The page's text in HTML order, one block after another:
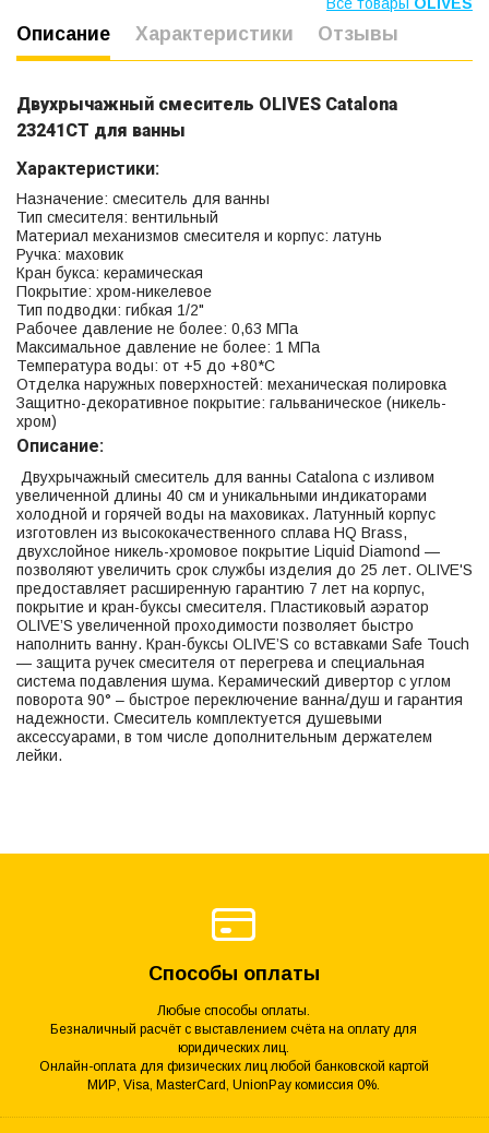
Все товары OLIVES
Описание Характеристики Отзывы
Двухрычажный смеситель OLIVES Catalona
23241CT для ванны
Характеристики:
Назначение: смеситель для ванны
Тип смесителя: вентильный
Материал механизмов смесителя и корпус: латунь
Ручка: маховик
Кран букса: керамическая
Покрытие: хром-никелевое
Тип подводки: гибкая 1/2"
Рабочее давление не более: 0,63 МПа
Максимальное давление не более: 1 МПа
Температура воды: от +5 до +80*С
Отделка наружных поверхностей: механическая полировка
Защитно-декоративное покрытие: гальваническое (никель-
хром)
Описание:
Двухрычажный смеситель для ванны Catalona с изливом
увеличенной длины 40 см и уникальными индикаторами
холодной и горячей воды на маховиках. Латунный корпус
изготовлен из высококачественного сплава HQ Brass,
двухслойное никель-хромовое покрытие Liquid Diamond —
позволяют увеличить срок службы изделия до 25 лет. OLIVE'S
предоставляет расширенную гарантию 7 лет на корпус,
покрытие и кран-буксы смесителя. Пластиковый аэратор
OLIVE’S увеличенной проходимости позволяет быстро
наполнить ванну. Кран-буксы OLIVE’S со вставками Safe Touch
— защита ручек смесителя от перегрева и специальная
система подавления шума. Керамический дивертор с углом
поворота 90° – быстрое переключение ванна/душ и гарантия
надежности. Смеситель комплектуется душевыми
аксессуарами, в том числе дополнительным держателем
лейки.
Способы оплаты
Любые способы оплаты.
Безналичный расчёт с выставлением счёта на оплату для
юридических лиц.
Онлайн-оплата для физических лиц любой банковской картой
МИР, Visa, MasterCard, UnionPay комиссия 0%.